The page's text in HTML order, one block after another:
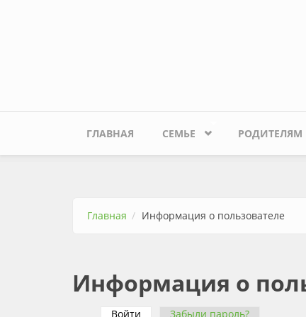
ГЛАВНАЯ СЕМЬЕ РОДИТЕЛЯМ
Главная Информация о пользователе
Информация о
Войти (активная вкладка)
Забыли пароль?